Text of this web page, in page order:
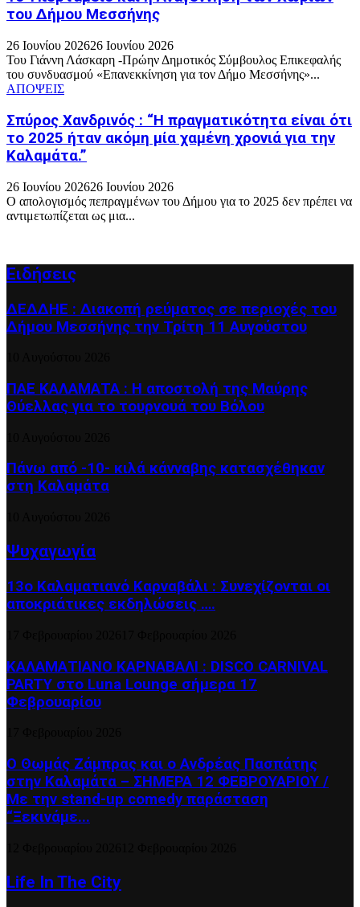
του Δήμου Μεσσήνης
26 Ιουνίου 202626 Ιουνίου 2026
Του Γιάννη Λάσκαρη -Πρώην Δημοτικός Σύμβουλος Επικεφαλής
του συνδυασμού «Επανεκκίνηση για τον Δήμο Μεσσήνης»...
ΑΠΟΨΕΙΣ
Σπύρος Χανδρινός : “Η πραγματικότητα είναι ότι
το 2025 ήταν ακόμη μία χαμένη χρονιά για την
Καλαμάτα.”
26 Ιουνίου 202626 Ιουνίου 2026
Ο απολογισμός πεπραγμένων του Δήμου για το 2025 δεν πρέπει να
αντιμετωπίζεται ως μια...
Ειδήσεις
ΔΕΔΔΗΕ : Διακοπή ρεύματος σε περιοχές του
Δήμου Μεσσήνης την Τρίτη 11 Αυγούστου
ΠΑΕ ΚΑΛΑΜΑΤΑ : Η αποστολή της Μαύρης
Θύελλας για το τουρνουά του Βόλου
Πάνω από -10- κιλά κάνναβης κατασχέθηκαν
στη Καλαμάτα
Ψυχαγωγία
13ο Καλαματιανό Καρναβάλι : Συνεχίζονται οι
αποκριάτικες εκδηλώσεις ….
ΚΑΛΑΜΑΤΙΑΝΟ ΚΑΡΝΑΒΑΛΙ : DISCO CARNIVAL
PARTY στο Luna Lounge σήμερα 17
Φεβρουαρίου
Ο Θωμάς Ζάμπρας και ο Ανδρέας Πασπάτης
στην Καλαμάτα – ΣΗΜΕΡΑ 12 ΦΕΒΡΟΥΑΡΙΟΥ /
Με την stand-up comedy παράσταση
“Ξεκινάμε...
Life In The City